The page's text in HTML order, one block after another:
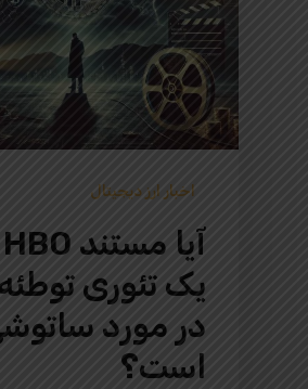
اخبار ارز دیجیتال
یک تئوری
در مورد
است؟